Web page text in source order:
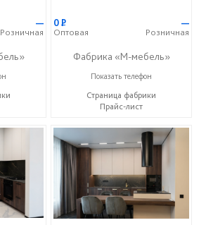
—
Розничная
0Р
Оптовая
—
Розничная
Фабрика «М-мебель»
+7 (902) 349-19-19
Показать телефон
Страница фабрики
Прайс-лист